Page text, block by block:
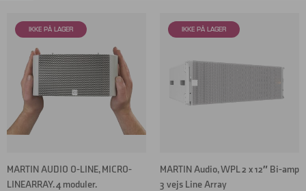
MARTIN AUDIO O-LINE, MICRO-
LINEARRAY. 4 moduler.
MARTIN Audio, WPL 2 x 12″ Bi-amp
3 vejs Line Array